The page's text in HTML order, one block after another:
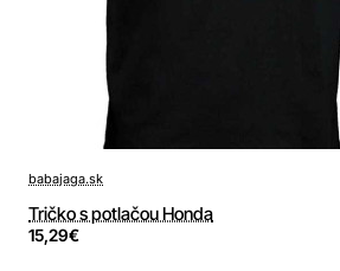
babajaga.sk
Tričko s potlačou Honda
15,29€